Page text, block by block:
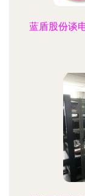
蓝盾股份谈